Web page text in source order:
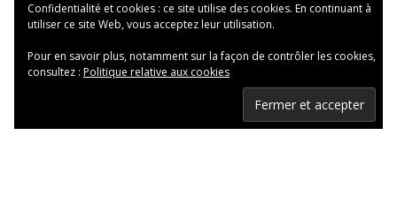
Confidentialité et cookies : ce site utilise des cookies. En continuant à
utiliser ce site Web, vous acceptez leur utilisation.
Pour en savoir plus, notamment sur la façon de contrôler les cookies,
consultez : Politique relative aux cookies